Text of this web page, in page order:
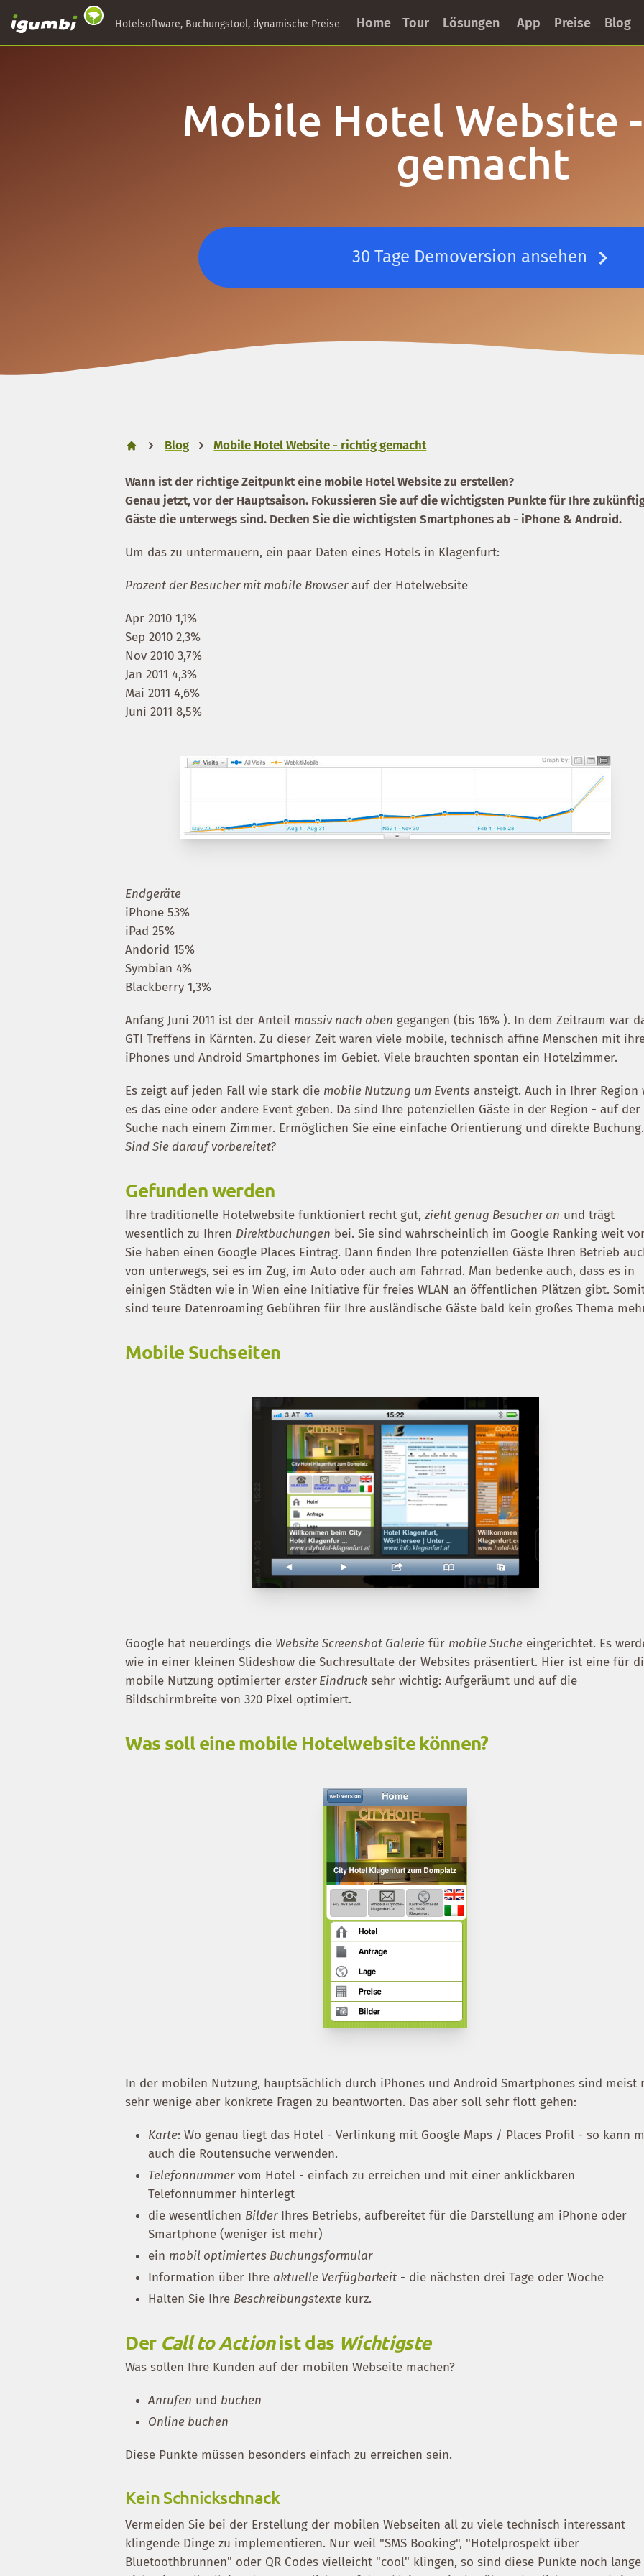
Hotelsoftware, Buchungstool, dynamische Preise Home Tour Lösungen App Preise Blog
Mobile Hotel Website
gemacht
30 Tage Demoversion ansehen
Blog Mobile Hotel Website - richtig gemacht
Wann ist der richtige Zeitpunkt eine mobile Hotel Website zu erstellen?
Genau jetzt, vor der Hauptsaison. Fokussieren Sie auf die wichtigsten Punkte für Ihre
Gäste die unterwegs sind. Decken Sie die wichtigsten Smartphones ab - iPhone & Android.
Um das zu untermauern, ein paar Daten eines Hotels in Klagenfurt:
Prozent der Besucher mit mobile Browserauf der Hotelwebsite
Apr 2010 1,1%
Sep 2010 2,3%
Nov 2010 3,7%
Jan 2011 4,3%
Mai 2011 4,6%
Juni 2011 8,5%
Endgeräte
iPhone 53%
iPad 25%
Andorid 15%
Symbian 4%
Blackberry 1,3%
Anfang Juni 2011 ist der Anteil massiv nach oben gegangen (bis 16% ). In dem Zeitraum war
GTI Treffens in Kärnten. Zu dieser Zeit waren viele mobile, technisch affine Menschen mit
iPhones und Android Smartphones im Gebiet. Viele brauchten spontan ein Hotelzimmer.
Es zeigt auf jeden Fall wie stark die mobile Nutzung um Events ansteigt. Auch in Ihrer Region
es das eine oder andere Event geben. Da sind Ihre potenziellen Gäste in der Region - auf der
Suche nach einem Zimmer. Ermöglichen Sie eine einfache Orientierung und direkte Buchung.
Sind Sie darauf vorbereitet?
Gefunden werden
Ihre traditionelle Hotelwebsite funktioniert recht gut,zieht genug Besucher an und trägt
wesentlich zu Ihren Direktbuchungen bei. Sie sind wahrscheinlich im Google Ranking weit
Sie haben einen Google Places Eintrag. Dann finden Ihre potenziellen Gäste Ihren Betrieb
von unterwegs, sei es im Zug, im Auto oder auch am Fahrrad. Man bedenke auch, dass es in
einigen Städten wie in Wien eine Initiative für freies WLAN an öffentlichen Plätzen gibt.
sind teure Datenroaming Gebühren für Ihre ausländische Gäste bald kein großes Thema
Mobile Suchseiten
Google hat neuerdings die Website Screenshot Galerie für mobile Suche eingerichtet. Es
wie in einer kleinen Slideshow die Suchresultate der Websites präsentiert. Hier ist eine für
mobile Nutzung optimierter erster Eindruck sehr wichtig: Aufgeräumt und auf die
Bildschirmbreite von 320 Pixel optimiert.
Was soll eine mobile Hotelwebsite können?
In der mobilen Nutzung, hauptsächlich durch iPhones und Android Smartphones sind meist
sehr wenige aber konkrete Fragen zu beantworten. Das aber soll sehr flott gehen:
Karte: Wo genau liegt das Hotel - Verlinkung mit Google Maps / Places Profil - so kann
auch die Routensuche verwenden.
Telefonnummervom Hotel - einfach zu erreichen und mit einer anklickbaren
Telefonnummer hinterlegt
die wesentlichen BilderIhres Betriebs, aufbereitet für die Darstellung am iPhone oder
Smartphone (weniger ist mehr)
ein mobil optimiertes Buchungsformular
Information über Ihre aktuelle Verfügbarkeit - die nächsten drei Tage oder Woche
Halten Sie Ihre Beschreibungstexte kurz.
Der Call to Actionist das Wichtigste
Was sollen Ihre Kunden auf der mobilen Webseite machen?
Anrufen und buchen
Online buchen
Diese Punkte müssen besonders einfach zu erreichen sein.
Kein Schnickschnack
Vermeiden Sie bei der Erstellung der mobilen Webseiten all zu viele technisch interessant
klingende Dinge zu implementieren. Nur weil "SMS Booking", "Hotelprospekt über
Bluetoothbrunnen" oder QR Codes vielleicht "cool" klingen, so sind diese Punkte noch lange